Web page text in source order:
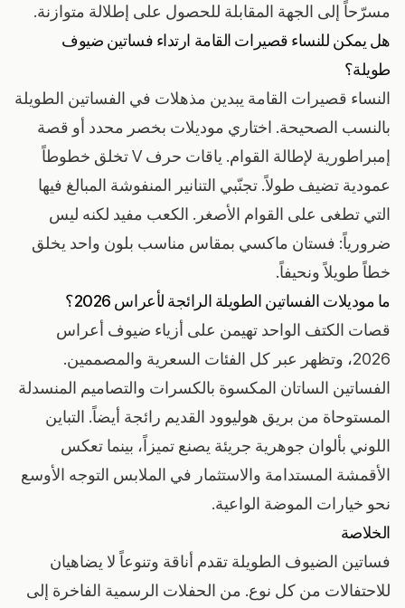
مسرّحاً إلى الجهة المقابلة للحصول على إطلالة متوازنة.
هل يمكن للنساء قصيرات القامة ارتداء فساتين ضيوف
طويلة؟
النساء قصيرات القامة يبدين مذهلات في الفساتين الطويلة
بالنسب الصحيحة. اختاري موديلات بخصر محدد أو قصة
إمبراطورية لإطالة القوام. ياقات حرف V تخلق خطوطاً
عمودية تضيف طولاً. تجنّبي التنانير المنفوشة المبالغ فيها
التي تطغى على القوام الأصغر. الكعب مفيد لكنه ليس
ضرورياً: فستان ماكسي بمقاس مناسب بلون واحد يخلق
خطاً طويلاً ونحيفاً.
ما موديلات الفساتين الطويلة الرائجة لأعراس 2026؟
قصات الكتف الواحد تهيمن على أزياء ضيوف أعراس
2026، وتظهر عبر كل الفئات السعرية والمصممين.
الفساتين الساتان المكسوة بالكسرات والتصاميم المنسدلة
المستوحاة من بريق هوليوود القديم رائجة أيضاً. التباين
اللوني بألوان جوهرية جريئة يصنع تميزاً، بينما تعكس
الأقمشة المستدامة والاستثمار في الملابس التوجه الأوسع
نحو خيارات الموضة الواعية.
الخلاصة
فساتين الضيوف الطويلة تقدم أناقة وتنوعاً لا يضاهيان
للاحتفالات من كل نوع. من الحفلات الرسمية الفاخرة إلى